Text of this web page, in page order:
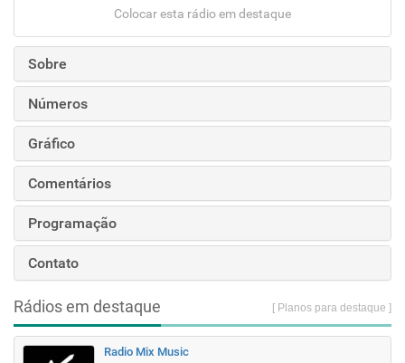
Colocar esta rádio em destaque
Sobre
Números
Gráfico
Comentários
Programação
Contato
Rádios em destaque [ Planos para destaque ]
Radio Mix Music